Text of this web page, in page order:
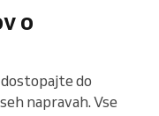
o
do
napravah. Vse